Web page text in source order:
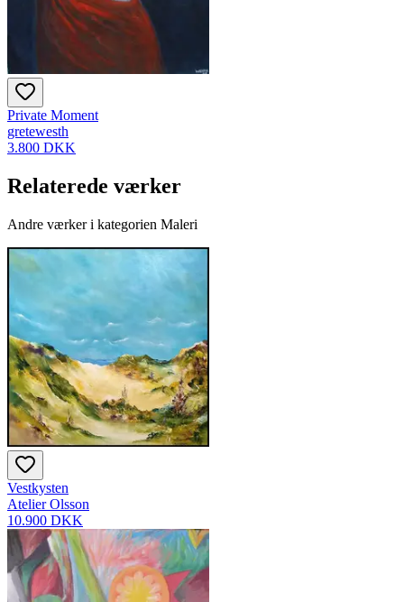
Private Moment
gretewesth
3.800 DKK
Relaterede værker
Andre værker i kategorien Maleri
Vestkysten
Atelier Olsson
10.900 DKK